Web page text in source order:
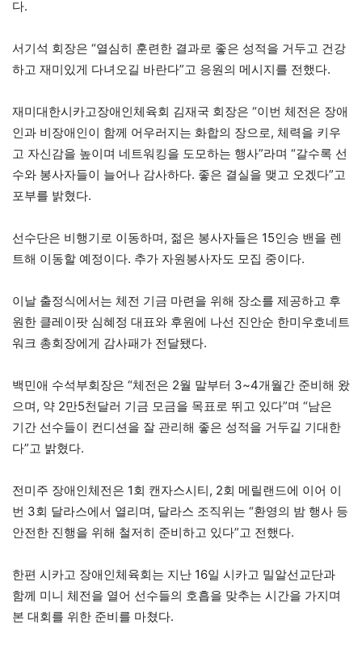
다.
서기석 회장은 “열심히 훈련한 결과로 좋은 성적을 거두고 건강
하고 재미있게 다녀오길 바란다”고 응원의 메시지를 전했다.
재미대한시카고장애인체육회 김재국 회장은 “이번 체전은 장애
인과 비장애인이 함께 어우러지는 화합의 장으로, 체력을 키우
고 자신감을 높이며 네트워킹을 도모하는 행사”라며 “갈수록 선
수와 봉사자들이 늘어나 감사하다. 좋은 결실을 맺고 오겠다”고
포부를 밝혔다.
선수단은 비행기로 이동하며, 젊은 봉사자들은 15인승 밴을 렌
트해 이동할 예정이다. 추가 자원봉사자도 모집 중이다.
이날 출정식에서는 체전 기금 마련을 위해 장소를 제공하고 후
원한 클레이팟 심혜정 대표와 후원에 나선 진안순 한미우호네트
워크 총회장에게 감사패가 전달됐다.
백민애 수석부회장은 “체전은 2월 말부터 3~4개월간 준비해 왔
으며, 약 2만5천달러 기금 모금을 목표로 뛰고 있다”며 “남은
기간 선수들이 컨디션을 잘 관리해 좋은 성적을 거두길 기대한
다”고 밝혔다.
전미주 장애인체전은 1회 캔자스시티, 2회 메릴랜드에 이어 이
번 3회 달라스에서 열리며, 달라스 조직위는 “환영의 밤 행사 등
안전한 진행을 위해 철저히 준비하고 있다”고 전했다.
한편 시카고 장애인체육회는 지난 16일 시카고 밀알선교단과
함께 미니 체전을 열어 선수들의 호흡을 맞추는 시간을 가지며
본 대회를 위한 준비를 마쳤다.